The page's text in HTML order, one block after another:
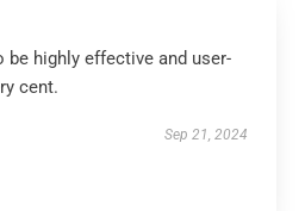
highly effective and user-
cent.
Sep 21, 2024